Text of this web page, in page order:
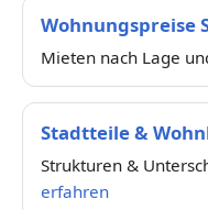
Wohnungspreise
Mieten nach Lage
Stadtteile &
Strukturen &
erfahren